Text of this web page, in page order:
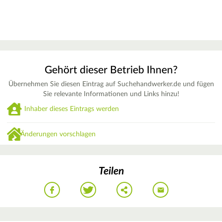
Gehört dieser Betrieb Ihnen?
Übernehmen Sie diesen Eintrag auf Suchehandwerker.de und fügen
Sie relevante Informationen und Links hinzu!
Inhaber dieses Eintrags werden
Änderungen vorschlagen
Teilen